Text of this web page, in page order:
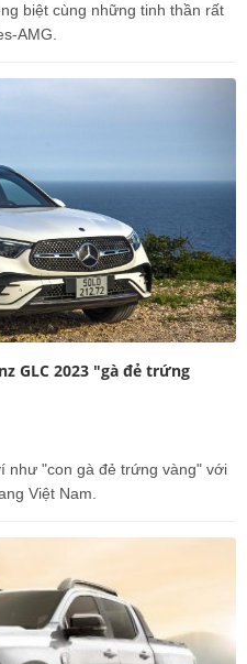
biệt cùng những tinh thần rất
AMG.
GLC 2023 "gà đẻ trứng
như "con gà đẻ trứng vàng" với
Việt Nam.